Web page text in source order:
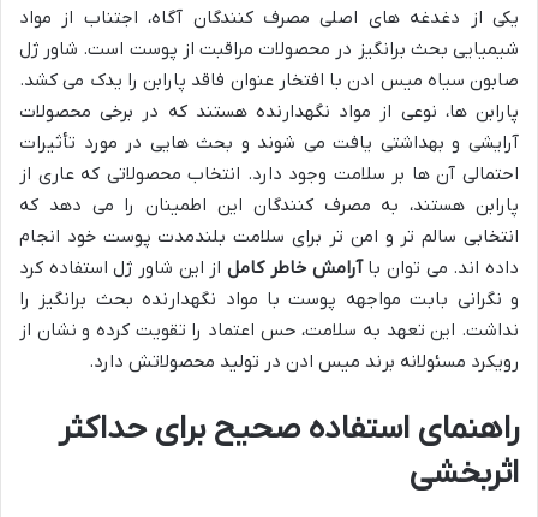
یکی از دغدغه های اصلی مصرف کنندگان آگاه، اجتناب از مواد
شیمیایی بحث برانگیز در محصولات مراقبت از پوست است. شاور ژل
صابون سیاه میس ادن با افتخار عنوان فاقد پارابن را یدک می کشد.
پارابن ها، نوعی از مواد نگهدارنده هستند که در برخی محصولات
آرایشی و بهداشتی یافت می شوند و بحث هایی در مورد تأثیرات
احتمالی آن ها بر سلامت وجود دارد. انتخاب محصولاتی که عاری از
پارابن هستند، به مصرف کنندگان این اطمینان را می دهد که
انتخابی سالم تر و امن تر برای سلامت بلندمدت پوست خود انجام
داده اند. می توان باآرامش خاطر کاملاز این شاور ژل استفاده کرد
و نگرانی بابت مواجهه پوست با مواد نگهدارنده بحث برانگیز را
نداشت. این تعهد به سلامت، حس اعتماد را تقویت کرده و نشان از
رویکرد مسئولانه برند میس ادن در تولید محصولاتش دارد.
راهنمای استفاده صحیح برای حداکثر
اثربخشی